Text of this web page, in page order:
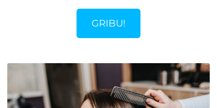
GRIBU!